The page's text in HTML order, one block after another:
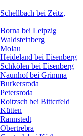
bei Zeitz,
bei Leipzig
bei Eisenberg
bei Eisenberg
bei Grimma
bei Bitterfeld